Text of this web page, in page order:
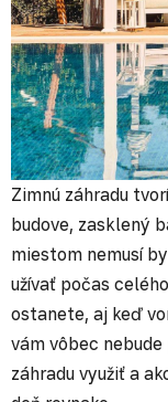
Zimnú záhradu
budove, zasklený
miestom nemusí
užívať počas
ostanete, aj keď
vám vôbec
záhradu využiť a